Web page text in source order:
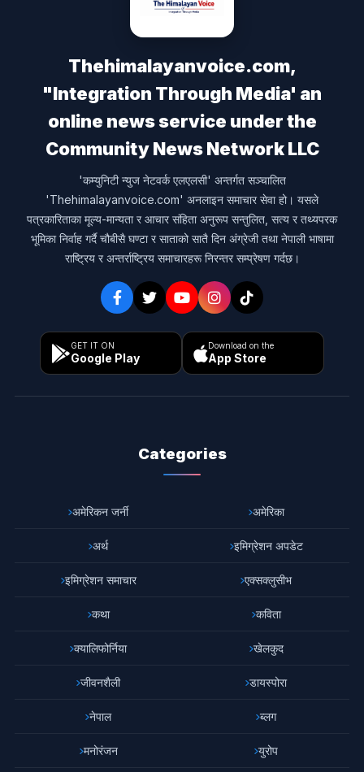
Thehimalayanvoice.com,
"Integration Through Media' an
online news service under the
Community News Network LLC
'कम्युनिटी न्युज नेटवर्क एलएलसी' अन्तर्गत सञ्चालित
'Thehimalayanvoice.com' अनलाइन समाचार सेवा हो। यसले
पत्रकारिताका मूल्य-मान्यता र आचार संहिता अनुरूप सन्तुलित, सत्य र तथ्यपरक
भूमिका निर्वाह गर्दै चौबीसै घण्टा र साताको सातै दिन अंग्रेजी तथा नेपाली भाषामा
राष्ट्रिय र अन्तर्राष्ट्रिय समाचारहरू निरन्तर सम्प्रेषण गर्दछ।
GET IT ON
Google Play
Download on the
App Store
Categories
अमेरिकन जर्नी अमेरिका
अर्थ इमिग्रेशन अपडेट
इमिग्रेशन समाचार एक्सक्लुसीभ
कथा कविता
क्यालिफोर्निया खेलकुद
जीवनशैली डायस्पोरा
नेपाल ब्लग
मनोरंजन युरोप